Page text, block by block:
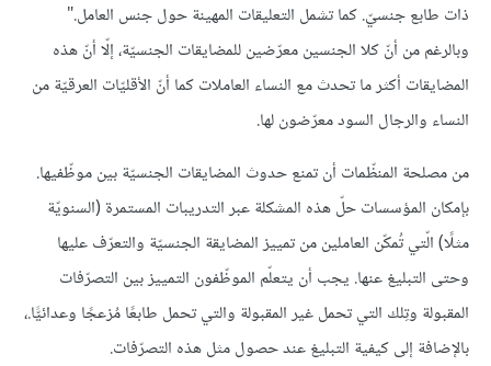
ذات طابع جنسيّ. كما تشمل التعليقات المهينة حول جنس العامل."
وبالرغم من أنّ كلا الجنسين معرّضين للمضايقات الجنسيّة، إلّا أنّ هذه
المضايقات أكثر ما تحدث مع النساء العاملات كما أنّ الأقليّات العرقيّة من
النساء والرجال السود معرّضون لها.
من مصلحة المنظّمات أن تمنع حدوث المضايقات الجنسيّة بين موظّفيها.
بإمكان المؤسسات حلّ هذه المشكلة عبر التدريبات المستمرة (السنويّة
مثلًا) الّتي تُمكّن العاملين من تمييز المضايقة الجنسيّة والتعرّف عليها
وحتى التبليغ عنها. يجب أن يتعلّم الموظّفون التمييز بين التصرّفات
المقبولة وتِلك التي تحمل غير المقبولة والتي تحمل طابعًا مُزعجًا وعدائيًّا.،
بالإضافة إلى كيفية التبليغ عند حصول مثل هذه التصرّفات.